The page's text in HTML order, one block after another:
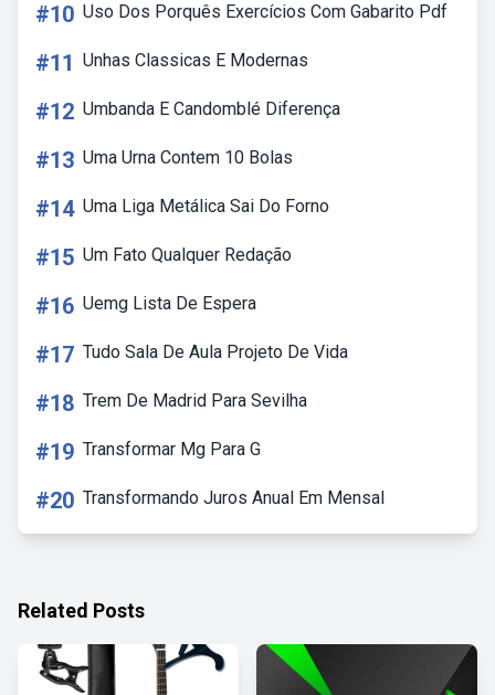
#10 Uso Dos Porquês Exercícios Com Gabarito Pdf
#11 Unhas Classicas E Modernas
#12 Umbanda E Candomblé Diferença
#13 Uma Urna Contem 10 Bolas
#14 Uma Liga Metálica Sai Do Forno
#15 Um Fato Qualquer Redação
#16 Uemg Lista De Espera
#17 Tudo Sala De Aula Projeto De Vida
#18 Trem De Madrid Para Sevilha
#19 Transformar Mg Para G
#20 Transformando Juros Anual Em Mensal
Related Posts